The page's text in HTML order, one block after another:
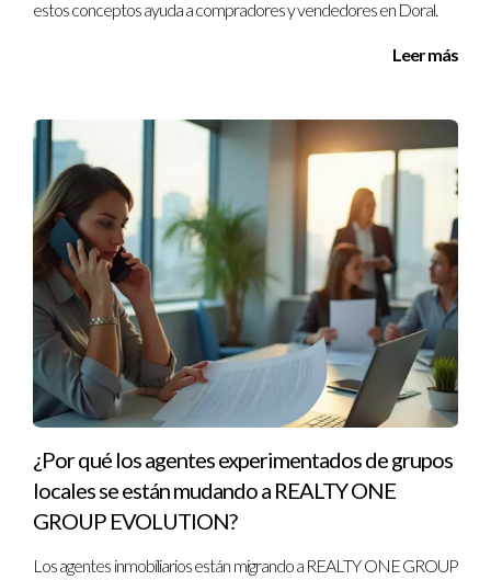
¿Cómo elegir una buena agencia inmobiliaria?
¿Es importante el servicio al cliente en bienes
raíces?
Sí, un buen servicio al cliente puede hacer que el proceso sea
mucho más fluido y menos estresante.
¿Qué debo esperar durante el proceso de
compra?
Desde la búsqueda inicial hasta el cierre final, deberías
esperar asesoramiento continuo y transparencia en cada
paso.
¿Puedo vender mi casa sin agente?
Sí, pero puede ser complicado sin la experiencia necesaria. Un
estos conceptos ayuda a compradores y vendedores en Doral.
Leer más
¿Por qué los agentes experimentados de grupos
locales se están mudando a REALTY ONE
GROUP EVOLUTION?
Los agentes inmobiliarios están migrando a REALTY ONE GROUP